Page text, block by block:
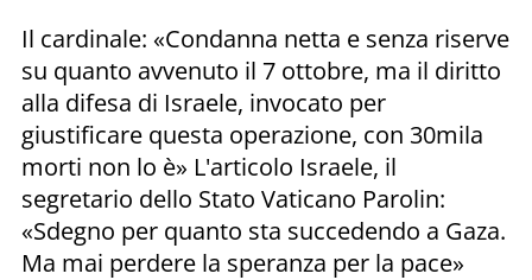
Il cardinale: «Condanna netta e senza riserve
su quanto avvenuto il 7 ottobre, ma il diritto
alla difesa di Israele, invocato per
giustificare questa operazione, con 30mila
morti non lo è» L'articolo Israele, il
segretario dello Stato Vaticano Parolin:
«Sdegno per quanto sta succedendo a Gaza.
Ma mai perdere la speranza per la pace»